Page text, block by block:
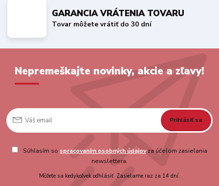
GARANCIA VRÁTENIA TOVARU
Tovar môžete vrátiť do 30 dní
Nepremeškajte novinky, akcie a zľavy!
Prihlásiť sa
Súhlasím so spracovaním osobných údajovza účelom zasielania
newslettera.
Môžete sa kedykoľvek odhlásiť. Zasielame raz za 14 dní.